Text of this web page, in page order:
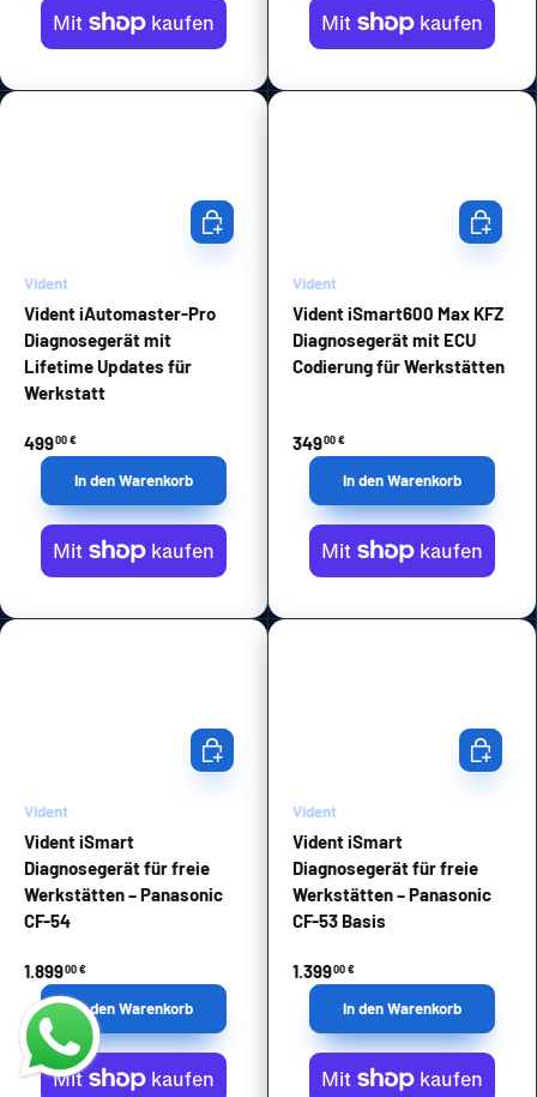
Vident
Vident iAutomaster-Pro
Diagnosegerät mit
Lifetime Updates für
Werkstatt
49900 €
In den Warenkorb
In den Warenkorb
Vident
Vident iSmart600 Max KFZ
Diagnosegerät mit ECU
Codierung für Werkstätten
34900 €
In den
In den Warenkorb
Vident
Vident iSmart
Diagnosegerät für freie
Werkstätten – Panasonic
CF-54
1.89900 €
In den Warenkorb
In den Warenkorb
Vident
Vident iSmart
Diagnosegerät für freie
Werkstätten – Panasonic
CF-53 Basis
1.39900 €
In den
In den Warenkorb